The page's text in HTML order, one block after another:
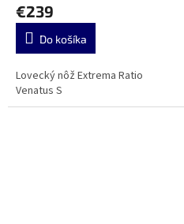
€239
Do košíka
Lovecký nôž Extrema Ratio
Venatus S